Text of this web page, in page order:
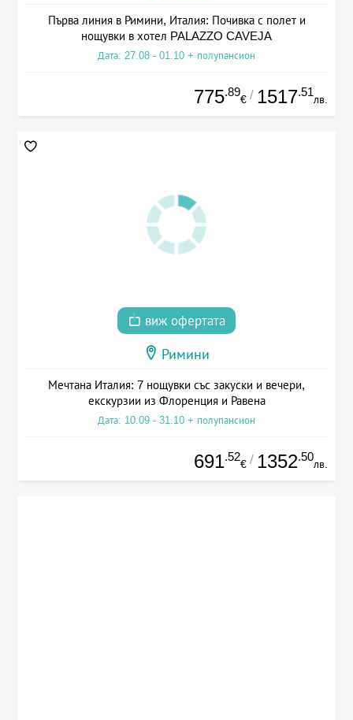
Първа линия в Римини, Италия: Почивка с полет и
нощувки в хотел PALAZZO CAVEJA
Дата: 27.08 - 01.10 + полупансион
775.89
€ / 1517.51
лв.
виж офертата
Римини
Мечтана Италия: 7 нощувки със закуски и вечери,
екскурзии из Флоренция и Равена
Дата: 10.09 - 31.10 + полупансион
691.52
€ / 1352.50
лв.